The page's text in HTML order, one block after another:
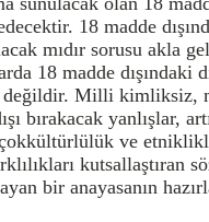
18 madde
mıdır sorusu akla
18 madde dışındaki
değildir. Milli kimliksiz,
bırakacak yanlışlar,
ve
kutsallaştıran
bir anayasanın